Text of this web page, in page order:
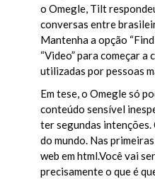
o Omegle, Tilt
conversas entre
Mantenha a opção
“Video” para começar
utilizadas por pessoas
Em tese, o Omegle só
conteúdo sensível
ter segundas intenções.
do mundo. Nas
web em html.Você vai
precisamente o que é